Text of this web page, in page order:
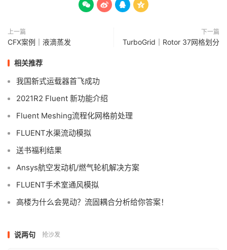
   
上一篇
CFX案例｜液滴蒸发
下一篇
TurboGrid｜Rotor 37网格划分
相关推荐
我国新式运载器首飞成功
2021R2 Fluent 新功能介绍
Fluent Meshing流程化网格前处理
FLUENT水渠流动模拟
送书福利结果
Ansys航空发动机/燃气轮机解决方案
FLUENT手术室通风模拟
高楼为什么会晃动？流固耦合分析给你答案！
说两句 抢沙发